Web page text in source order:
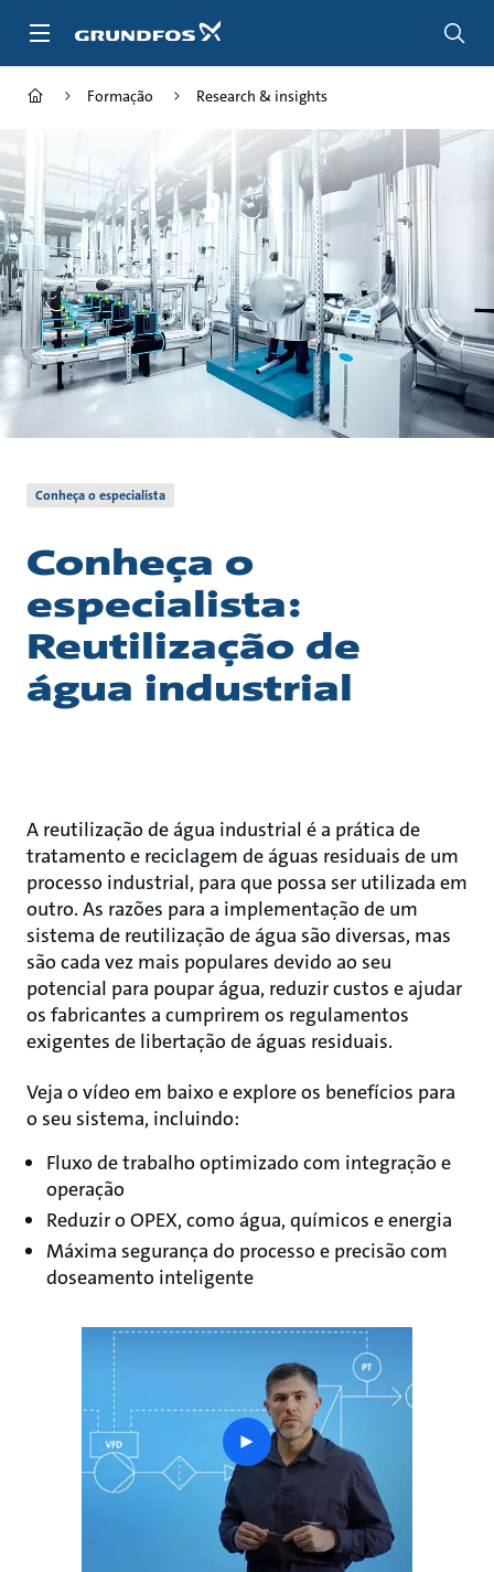
para
Formação Research & insights
Conheça o especialista
Conheça o
especialista:
Reutilização de
água industrial
A reutilização de água industrial é a prática de
tratamento e reciclagem de águas residuais de um
processo industrial, para que possa ser utilizada em
outro. As razões para a implementação de um
sistema de reutilização de água são diversas, mas
são cada vez mais populares devido ao seu
potencial para poupar água, reduzir custos e ajudar
os fabricantes a cumprirem os regulamentos
exigentes de libertação de águas residuais.
Veja o vídeo em baixo e explore os benefícios para
o seu sistema, incluindo:
Fluxo de trabalho optimizado com integração e
operação
Reduzir o OPEX, como água, químicos e energia
Máxima segurança do processo e precisão com
doseamento inteligente
play
button